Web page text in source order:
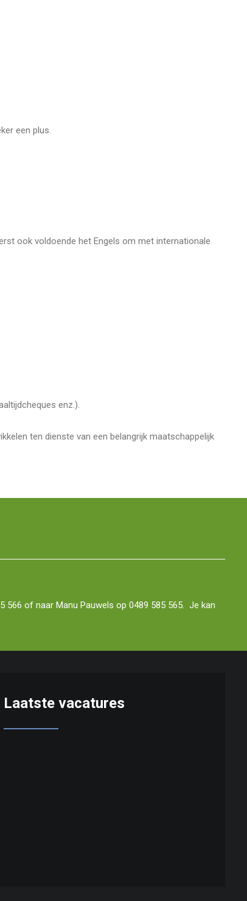
een plus.
ook voldoende het Engels om met internationale
enz.).
ten dienste van een belangrijk maatschappelijk
566 of naar Manu Pauwels op 0489 585 565. Je kan
Laatste vacatures